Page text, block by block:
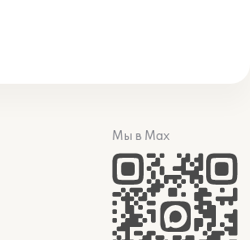
Мы в Max